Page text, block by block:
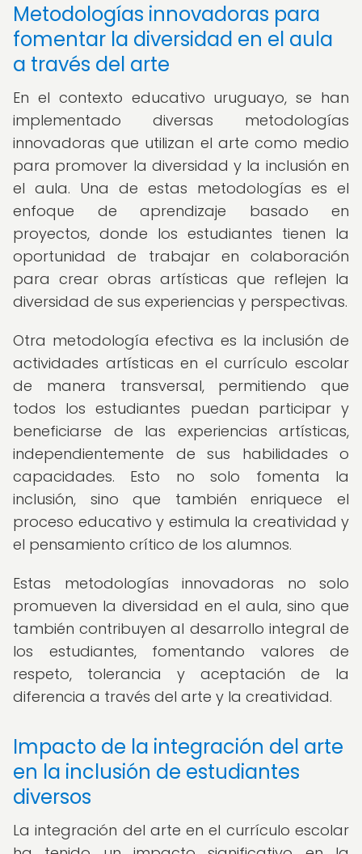
Metodologías innovadoras para
fomentar la diversidad en el aula
a través del arte
En el contexto educativo uruguayo, se han
implementado diversas metodologías
innovadoras que utilizan el arte como medio
para promover la diversidad y la inclusión en
el aula. Una de estas metodologías es el
enfoque de aprendizaje basado en
proyectos, donde los estudiantes tienen la
oportunidad de trabajar en colaboración
para crear obras artísticas que reflejen la
diversidad de sus experiencias y perspectivas.
Otra metodología efectiva es la inclusión de
actividades artísticas en el currículo escolar
de manera transversal, permitiendo que
todos los estudiantes puedan participar y
beneficiarse de las experiencias artísticas,
independientemente de sus habilidades o
capacidades. Esto no solo fomenta la
inclusión, sino que también enriquece el
proceso educativo y estimula la creatividad y
el pensamiento crítico de los alumnos.
Estas metodologías innovadoras no solo
promueven la diversidad en el aula, sino que
también contribuyen al desarrollo integral de
los estudiantes, fomentando valores de
respeto, tolerancia y aceptación de la
diferencia a través del arte y la creatividad.
Impacto de la integración del arte
en la inclusión de estudiantes
diversos
La integración del arte en el currículo escolar